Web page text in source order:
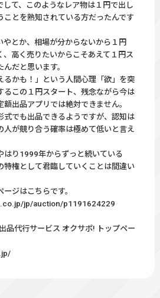
して、このようなレア物は１円で出し
ことを熟知されている方だったんです
やとか、相場が分からないから１円
、高く売りたいからこそあえて１円ス
だと思います。
るかも！」という人間心理「欲」を突
るこの１円スタート、残念ながら今は
出品アプリでは絶対できません。
式でも出品できるようですが、認知は
人が競り合う確率は極めて低いと言え
はり1999年からずっと続いている
特権として君臨していくことは間違い
ジはこちらです。
jp/auction/p1191624229
品代行サービス オクサポ! トップペー